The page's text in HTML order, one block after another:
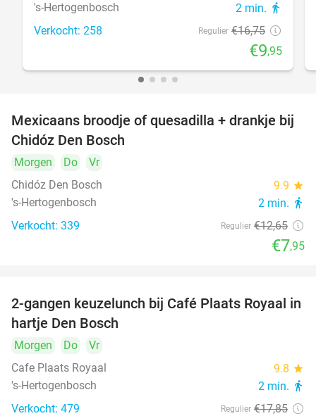
's-Hertogenbosch 2 min. directions_walk
Verkocht: 258 Regulier €16,75
€9,95
37%
Mexicaans broodje of quesadilla + drankje bij
Chidóz Den Bosch
Morgen Do
Vr
Chidóz Den Bosch
9.9 star
's-Hertogenbosch 2 min. directions_walk
Verkocht: 339 Regulier €12,65
€7,95
36%
2-gangen keuzelunch bij Café Plaats Royaal in
hartje Den Bosch
Morgen Do
Vr
Cafe Plaats Royaal
9.8 star
's-Hertogenbosch 2 min. directions_walk
Verkocht: 479 Regulier €17,85